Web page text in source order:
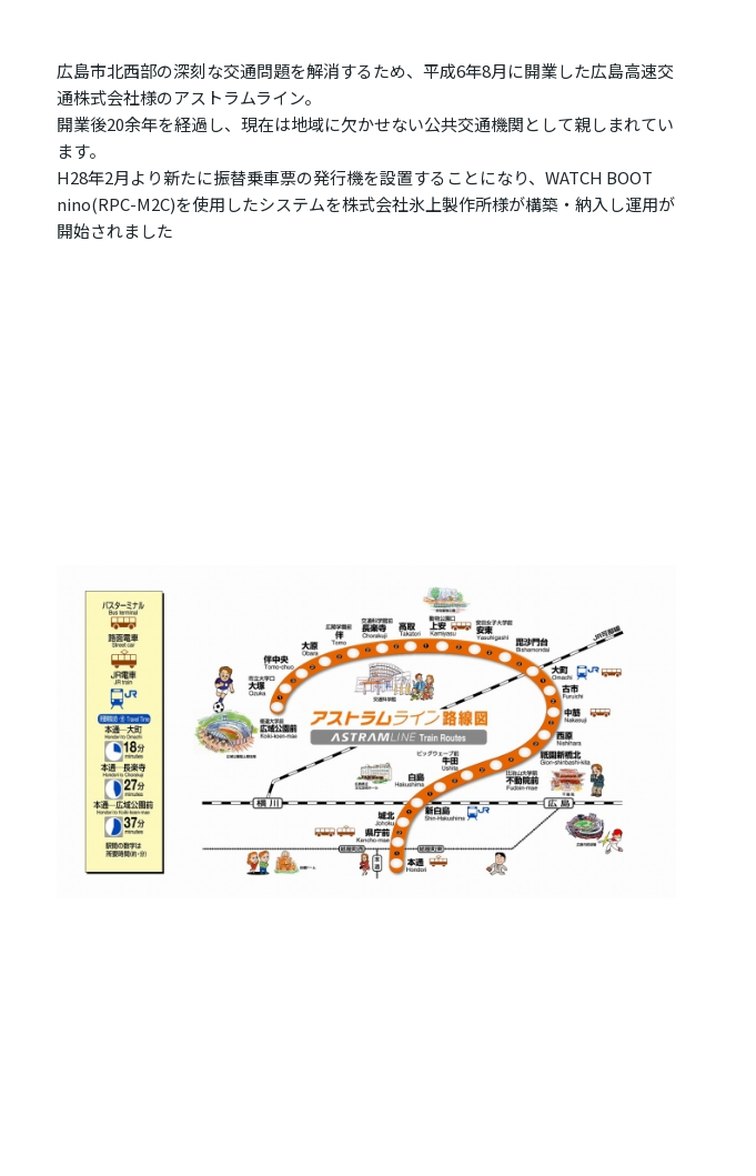
広島市北西部の深刻な交通問題を解消するため、平成6年8月に開業した広島高速交
通株式会社様のアストラムライン。
開業後20余年を経過し、現在は地域に欠かせない公共交通機関として親しまれてい
ます。
H28年2月より新たに振替乗車票の発行機を設置することになり、WATCH BOOT
nino(RPC-M2C)を使用したシステムを株式会社氷上製作所様が構築・納入し運用が
開始されました